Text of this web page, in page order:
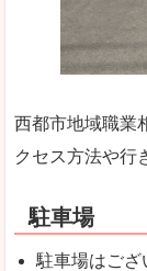
西都市地域職業
クセス方法や行
駐車場
駐車場はござ